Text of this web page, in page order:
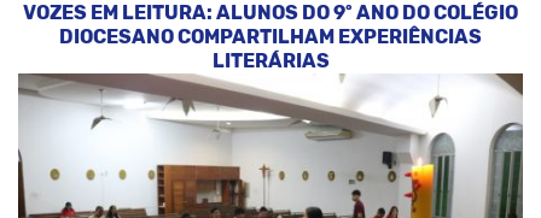
VOZES EM LEITURA: ALUNOS DO 9º ANO DO COLÉGIO
DIOCESANO COMPARTILHAM EXPERIÊNCIAS
LITERÁRIAS